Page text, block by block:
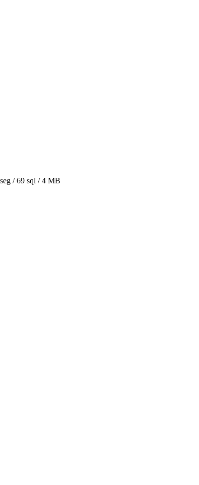
/69 sql / 4 MB